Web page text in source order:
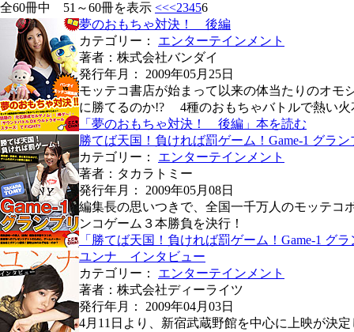
全60冊中 51～60冊を表示 <<<23456
夢のおもちゃ対決！ 後編
カテゴリー： エンターテインメント
著者：株式会社バンダイ
発行年月： 2009年05月25日
モッテコ書店が始まって以来の体当たりのオモ
に勝てるのか!? 4種のおもちゃバトルで熱い火
「夢のおもちゃ対決！ 後編」本を読む
勝てば天国！負ければ罰ゲーム！Game-1 グラン
カテゴリー： エンターテインメント
著者：タカラトミー
発行年月： 2009年05月08日
編集長の思いつきで、全国一千万人のモッテコ
ンコゲーム３本勝負を決行！
「勝てば天国！負ければ罰ゲーム！Game-1 グ
ユンナ インタビュー
カテゴリー： エンターテインメント
著者：株式会社ディーライツ
発行年月： 2009年04月03日
4月11日より、新宿武蔵野館を中心に上映が決